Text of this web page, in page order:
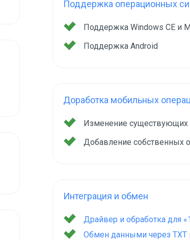
Поддержка операционных
Поддержка Windows CE и
Поддержка Android
Доработка мобильных
Изменение
Добавление собственных
Интеграция и обмен
Драйвер и обработка для
Обмен данными через TXT